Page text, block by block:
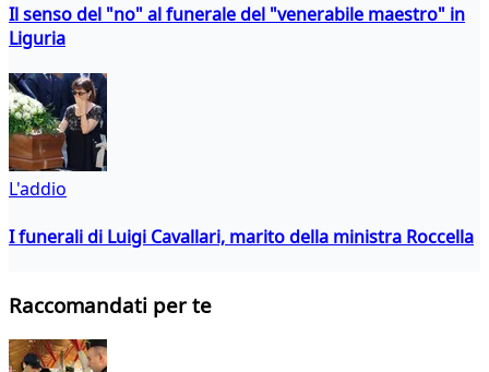
Il senso del "no" al funerale del "venerabile maestro" in
Liguria
L'addio
I funerali di Luigi Cavallari, marito della ministra Roccella
Raccomandati per te